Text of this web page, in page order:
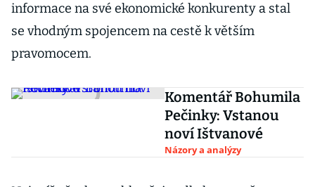
informace na své ekonomické konkurenty a stal
se vhodným spojencem na cestě k větším
pravomocem.
Komentář Bohumila
Pečinky: Vstanou
noví Ištvanové
Názory a analýzy